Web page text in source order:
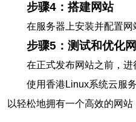
步骤4：搭建网站
在服务器上安装并配置
步骤5：测试和优化
在正式发布网站之前，
使用香港Linux系统云服
以轻松地拥有一个高效的网